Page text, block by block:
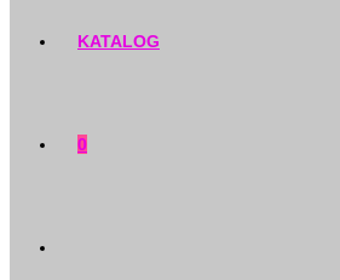
KATALOG
0